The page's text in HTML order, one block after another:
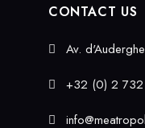
CONTACT US
Av.
+32 (0) 2